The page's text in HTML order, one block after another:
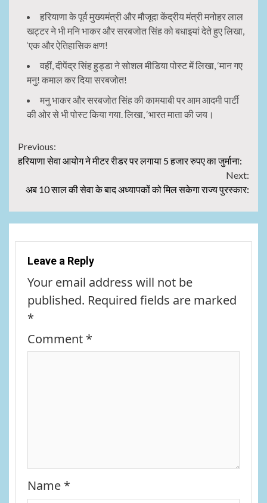
हरियाणा के पूर्व मुख्यमंत्री और मौजूदा केंद्रीय मंत्री मनोहर लाल
खट्टर ने भी मनि भाकर और सरबजोत सिंह को बधाइयां देते हुए लिखा,
‘एक और ऐतिहासिक क्षण!
वहीं, दीपेंद्र सिंह हुड्डा ने सोशल मीडिया पोस्ट में लिखा, ‘मान गए
मनु! कमाल कर दिया सरबजोत!
मनु भाकर और सरबजोत सिंह की कामयाबी पर आम आदमी पार्टी
की ओर से भी पोस्ट किया गया. लिखा, ‘भारत माता की जय।
Continue
Previous:
हरियाणा सेवा आयोग ने मीटर रीडर पर लगाया 5 हजार रुपए का जुर्माना:
Next:
अब 10 साल की सेवा के बाद अध्यापकों को मिल सकेगा राज्य पुरस्कार:
Leave a Reply
Your email address will not be
published. Required fields are marked
*
Comment *
Name *